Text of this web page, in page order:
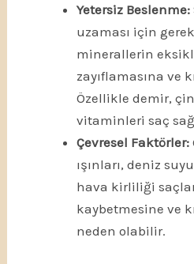
Yetersiz Beslenme:
uzaması için
minerallerin
zayıflamasına ve
Özellikle demir,
vitaminleri saç
Çevresel Faktörler:
ışınları, deniz
hava kirliliği
kaybetmesine ve
neden olabilir.